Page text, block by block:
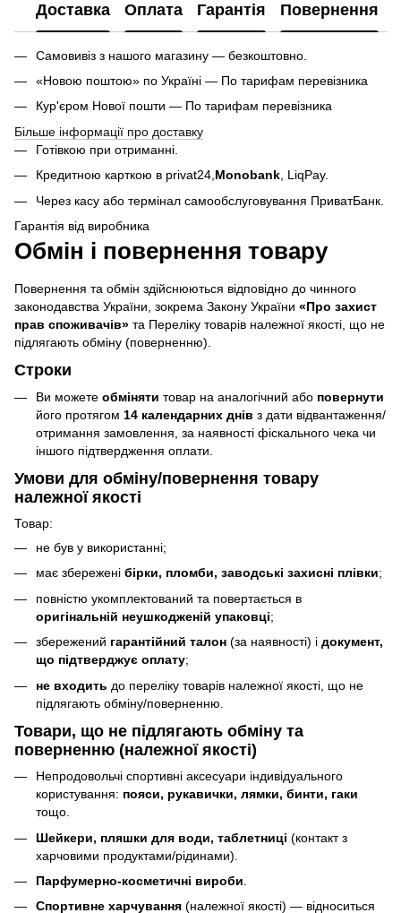
Доставка Оплата Гарантія Повернення
Самовивіз з нашого магазину — безкоштовно.
«Новою поштою» по Україні — По тарифам перевізника
Кур'єром Нової пошти — По тарифам перевізника
Більше інформації про доставку
Готівкою при отриманні.
Кредитною карткою в privat24, Monobank LiqPay.
Через касу або термінал самообслуговування ПриватБанк.
Гарантія від виробника
Обмін і повернення товару
Повернення та обмін здійснюються відповідно до чинного
законодавства України, зокрема Закону України «Про захист
прав споживачів» та Переліку товарів належної якості, що не
підлягають обміну (поверненню).
Строки
Ви можете обміняти товар на аналогічний або повернути
його протягом 14 календарних днів з дати відвантаження/
отримання замовлення, за наявності фіскального чека чи
іншого підтвердження оплати.
Умови для обміну/повернення товару
належної якості
Товар:
не був у використанні;
має збережені бірки, пломби, заводські захисні плівки;
повністю укомплектований та повертається в
оригінальній неушкодженій упаковці;
збережений гарантійний талон (за наявності) і документ,
що підтверджує оплату;
не входить до переліку товарів належної якості, що не
підлягають обміну/поверненню.
Товари, що не підлягають обміну та
поверненню (належної якості)
Непродовольчі спортивні аксесуари індивідуального
користування: пояси, рукавички, лямки, бинти, гаки
тощо.
Шейкери, пляшки для води, таблетниці (контакт з
харчовими продуктами/рідинами).
Парфумерно-косметичні вироби
Спортивне харчування (належної якості) — відноситься